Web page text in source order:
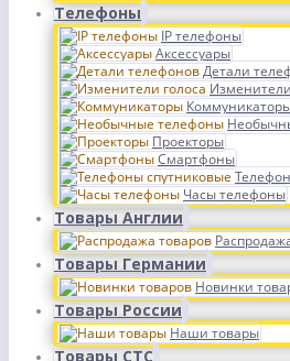
Телефоны
IP телефоны
Аксессуары
Детали
Проекторы
Смартфоны
Часы телефоны
Товары Англии
Товары Германии
Новинки
Товары России
Наши товары
Товары СТС